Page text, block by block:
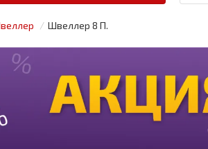
Швеллер 8 П.